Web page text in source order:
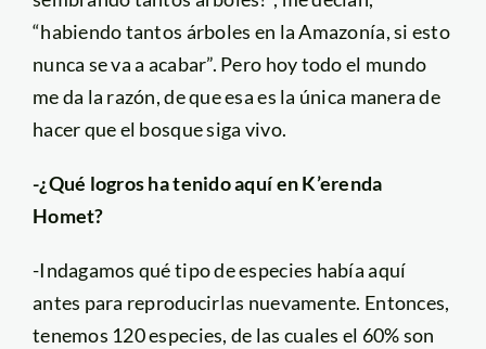
“habiendo tantos árboles en la Amazonía, si esto
nunca se va a acabar”. Pero hoy todo el mundo
me da la razón, de que esa es la única manera de
hacer que el bosque siga vivo.
-¿Qué logros ha tenido aquí en K’erenda
Homet?
-Indagamos qué tipo de especies había aquí
antes para reproducirlas nuevamente. Entonces,
tenemos 120 especies, de las cuales el 60% son